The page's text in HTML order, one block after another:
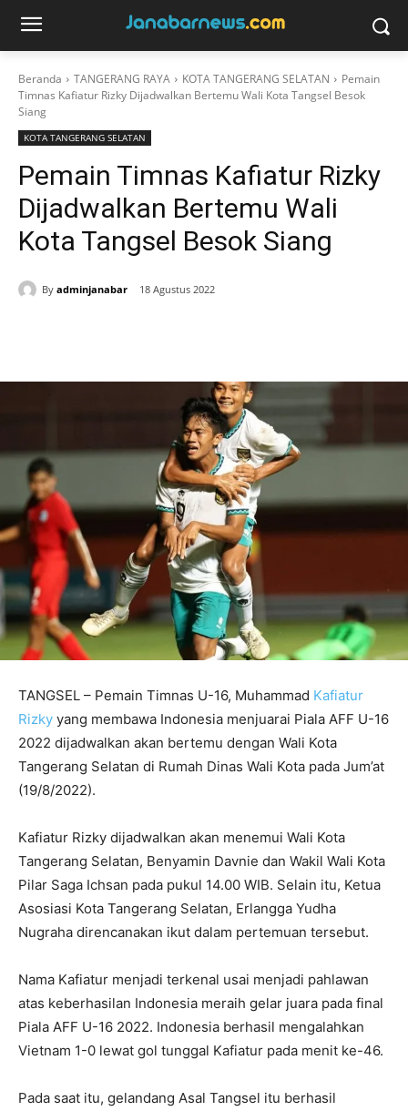
Beranda TANGERANG RAYA KOTA TANGERANG SELATAN
Pemain
Timnas Kafiatur Rizky Dijadwalkan Bertemu Wali Kota Tangsel Besok
Siang
KOTA TANGERANG SELATAN
Pemain Timnas Kafiatur Rizky
Dijadwalkan Bertemu Wali
Kota Tangsel Besok Siang
By adminjanabar 18 Agustus 2022
TANGSEL – Pemain Timnas U-16, Muhammad Kafiatur
Rizky yang membawa Indonesia menjuarai Piala AFF U-16
2022 dijadwalkan akan bertemu dengan Wali Kota
Tangerang Selatan di Rumah Dinas Wali Kota pada Jum’at
(19/8/2022).
Kafiatur Rizky dijadwalkan akan menemui Wali Kota
Tangerang Selatan, Benyamin Davnie dan Wakil Wali Kota
Pilar Saga Ichsan pada pukul 14.00 WIB. Selain itu, Ketua
Asosiasi Kota Tangerang Selatan, Erlangga Yudha
Nugraha direncanakan ikut dalam pertemuan tersebut.
Nama Kafiatur menjadi terkenal usai menjadi pahlawan
atas keberhasilan Indonesia meraih gelar juara pada final
Piala AFF U-16 2022. Indonesia berhasil mengalahkan
Vietnam 1-0 lewat gol tunggal Kafiatur pada menit ke-46.
Pada saat itu, gelandang Asal Tangsel itu berhasil